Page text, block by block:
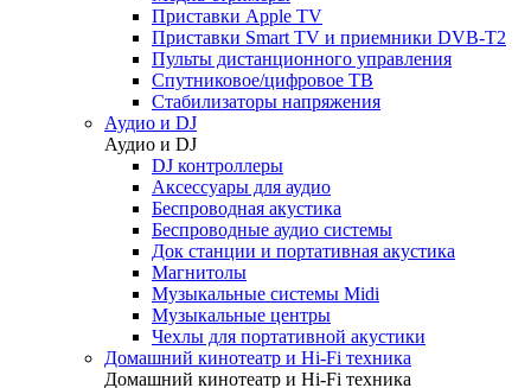
Приставки Apple TV
Приставки Smart TV и приемники DVB-T2
Пульты дистанционного управления
Спутниковое/цифровое ТВ
Стабилизаторы напряжения
Аудио и DJ
Аудио и DJ
DJ контроллеры
Аксессуары для аудио
Беспроводная акустика
Беспроводные аудио системы
Док станции и портативная акустика
Магнитолы
Музыкальные системы Midi
Музыкальные центры
Чехлы для портативной акустики
Домашний кинотеатр и Hi-Fi техника
Домашний кинотеатр и Hi-Fi техника